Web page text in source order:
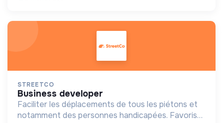
STREETCO
business developer
Faciliter les déplacements de tous les piétons et
notamment des personnes handicapées. Favoriser